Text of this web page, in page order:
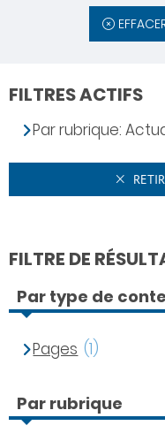
FILTRES ACTIFS
Par rubrique:
FILTRE DE
Par type de
Pages (1)
Par rubrique